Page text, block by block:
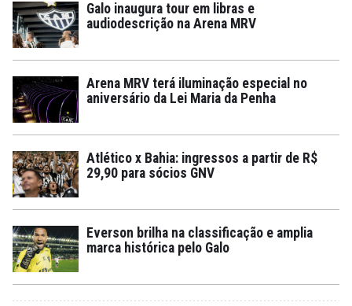
Galo inaugura tour em libras e
audiodescrição na Arena MRV
Arena MRV terá iluminação especial no
aniversário da Lei Maria da Penha
Atlético x Bahia: ingressos a partir de R$
29,90 para sócios GNV
Everson brilha na classificação e amplia
marca histórica pelo Galo